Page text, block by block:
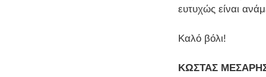
ευτυχώς είναι
Καλό βόλι!
ΚΩΣΤΑΣ